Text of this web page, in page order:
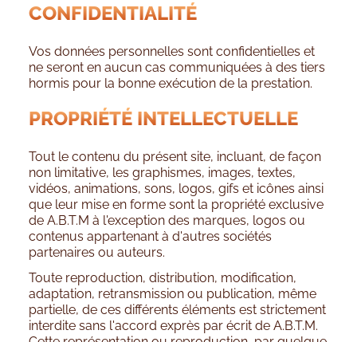
CONFIDENTIALITÉ
Vos données personnelles sont confidentielles et
ne seront en aucun cas communiquées à des tiers
hormis pour la bonne exécution de la prestation.
PROPRIÉTÉ INTELLECTUELLE
Tout le contenu du présent site, incluant, de façon
non limitative, les graphismes, images, textes,
vidéos, animations, sons, logos, gifs et icônes ainsi
que leur mise en forme sont la propriété exclusive
de A.B.T.M à l'exception des marques, logos ou
contenus appartenant à d'autres sociétés
partenaires ou auteurs.
Toute reproduction, distribution, modification,
adaptation, retransmission ou publication, même
partielle, de ces différents éléments est strictement
interdite sans l'accord exprès par écrit de A.B.T.M.